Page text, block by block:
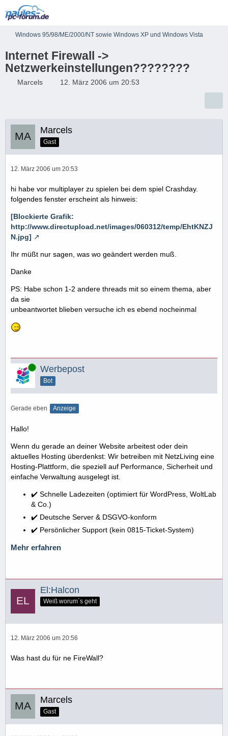
Windows 95/98/ME/2000/NT sowie Windows XP und Windows Vista
Internet Firewall ->
Netzwerkeinstellungen????????
Marcels 12. März 2006 um 20:53
Marcels
Gast
12. März 2006 um 20:53
hi habe vor multiplayer zu spielen bei dem spiel Crashday.
folgendes fenster erscheint als hinweis:
[Blockierte Grafik:
http://www.directupload.net/images/060312/temp/EhtKNZJ
N.jpg]
Ihr müßt nur sagen, was wo geändert werden muß.
Danke
PS: Habe schon 1-2 andere threads mit so einem thema, aber
da sie
unbeantwortet blieben versuche ich es ebend nocheinmal
Online Werbepost
Bot
Gerade eben Anzeige
Hallo!
Wenn du gerade an deiner Website arbeitest oder dein
aktuelles Hosting überdenkst: Wir betreiben mit NetzLiving eine
Hosting-Plattform, die speziell auf Performance, Sicherheit und
einfache Verwaltung ausgelegt ist.
✔️ Schnelle Ladezeiten (optimiert für WordPress, WoltLab
& Co.)
✔️ Deutsche Server & DSGVO-konform
✔️ Persönlicher Support (kein 0815-Ticket-System)
Mehr erfahren
El:Halcon
Weiß worum´s geht
12. März 2006 um 20:56
Was hast du für ne FireWall?
Marcels
Gast